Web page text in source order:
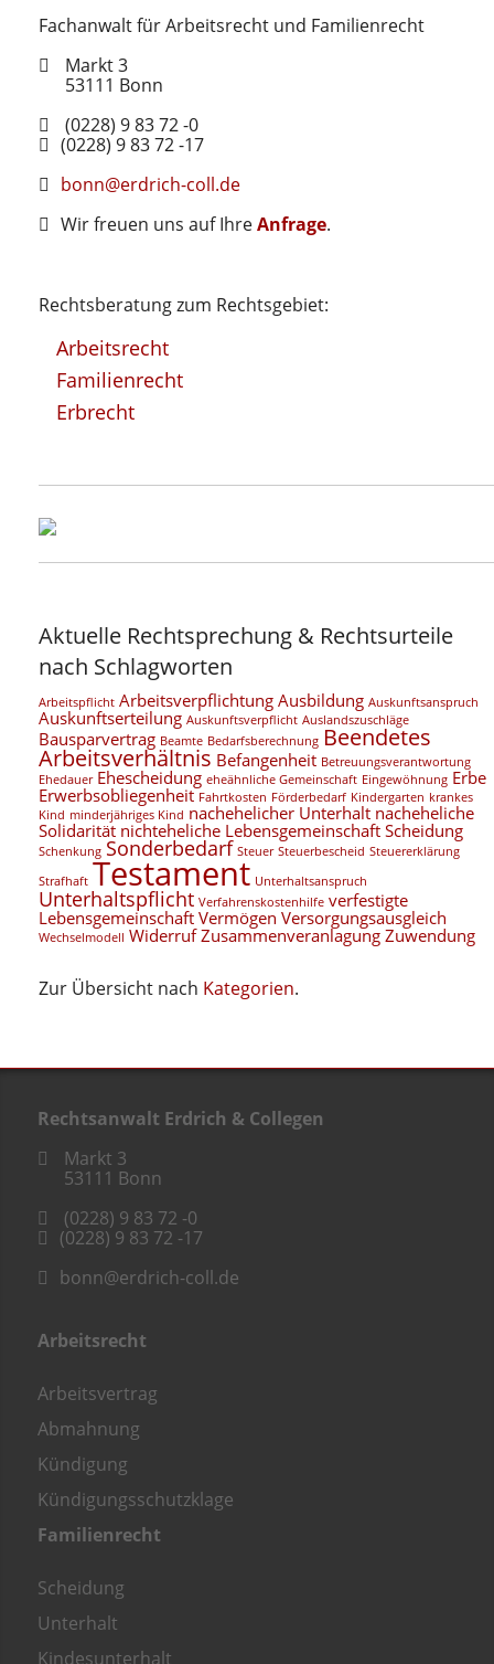
Fachanwalt für Arbeitsrecht und Familienrecht
Markt 3
53111 Bonn
(0228) 9 83 72 -0
(0228) 9 83 72 -17
bonn@erdrich-coll.de
Wir freuen uns auf IhreAnfrage.
Rechtsberatung zum Rechtsgebiet:
Arbeitsrecht
Familienrecht
Erbrecht
Aktuelle Rechtsprechung & Rechtsurteile
nach Schlagworten
Arbeitspflicht Arbeitsverpflichtung Ausbildung Auskunftsanspruch
Auskunftserteilung Auskunftsverpflicht Auslandszuschläge
Bausparvertrag Beamte Bedarfsberechnung Beendetes
Arbeitsverhältnis Befangenheit Betreuungsverantwortung
Ehedauer Ehescheidung eheähnliche Gemeinschaft Eingewöhnung Erbe
Erwerbsobliegenheit Fahrtkosten Förderbedarf Kindergarten krankes
Kind minderjähriges Kind nachehelicher Unterhalt nacheheliche
Solidarität nichteheliche Lebensgemeinschaft Scheidung
Schenkung Sonderbedarf Steuer Steuerbescheid Steuererklärung
Strafhaft Testament Unterhaltsanspruch
Unterhaltspflicht Verfahrenskostenhilfe verfestigte
Lebensgemeinschaft Vermögen Versorgungsausgleich
Wechselmodell Widerruf Zusammenveranlagung Zuwendung
Zur Übersicht nach Kategorien.
Rechtsanwalt Erdrich & Collegen
Markt 3
53111 Bonn
(0228) 9 83 72 -0
(0228) 9 83 72 -17
bonn@erdrich-coll.de
Arbeitsrecht
Arbeitsvertrag
Abmahnung
Kündigung
Kündigungsschutzklage
Familienrecht
Scheidung
Unterhalt
Kindesunterhalt